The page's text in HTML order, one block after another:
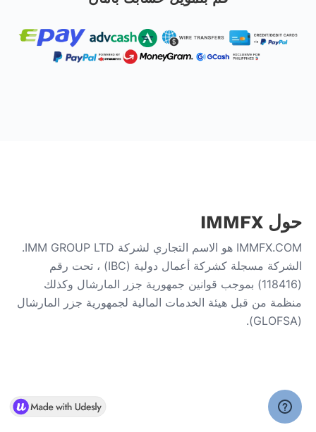
حول IMMFX
IMMFX.COM هو الاسم التجاري لشركة IMM GROUP LTD.
الشركة مسجلة كشركة أعمال دولية (IBC) ، تحت رقم
(118416) بموجب قوانين جمهورية جزر المارشال وكذلك
منظمة من قبل هيئة الخدمات المالية لجمهورية جزر المارشال
(GLOFSA).